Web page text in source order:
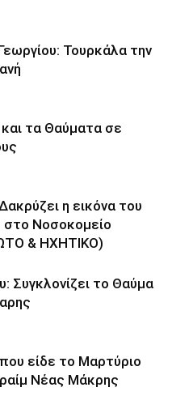
Τουρκάλα την
τα Θαύματα σε
η εικόνα του
στο Νοσοκομείο
& ΗΧΗΤΙΚΟ)
Συγκλονίζει το Θαύμα
είδε το Μαρτύριο
Νέας Μάκρης